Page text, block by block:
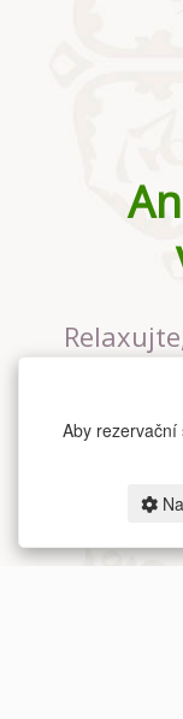
se v
Aby rezervační